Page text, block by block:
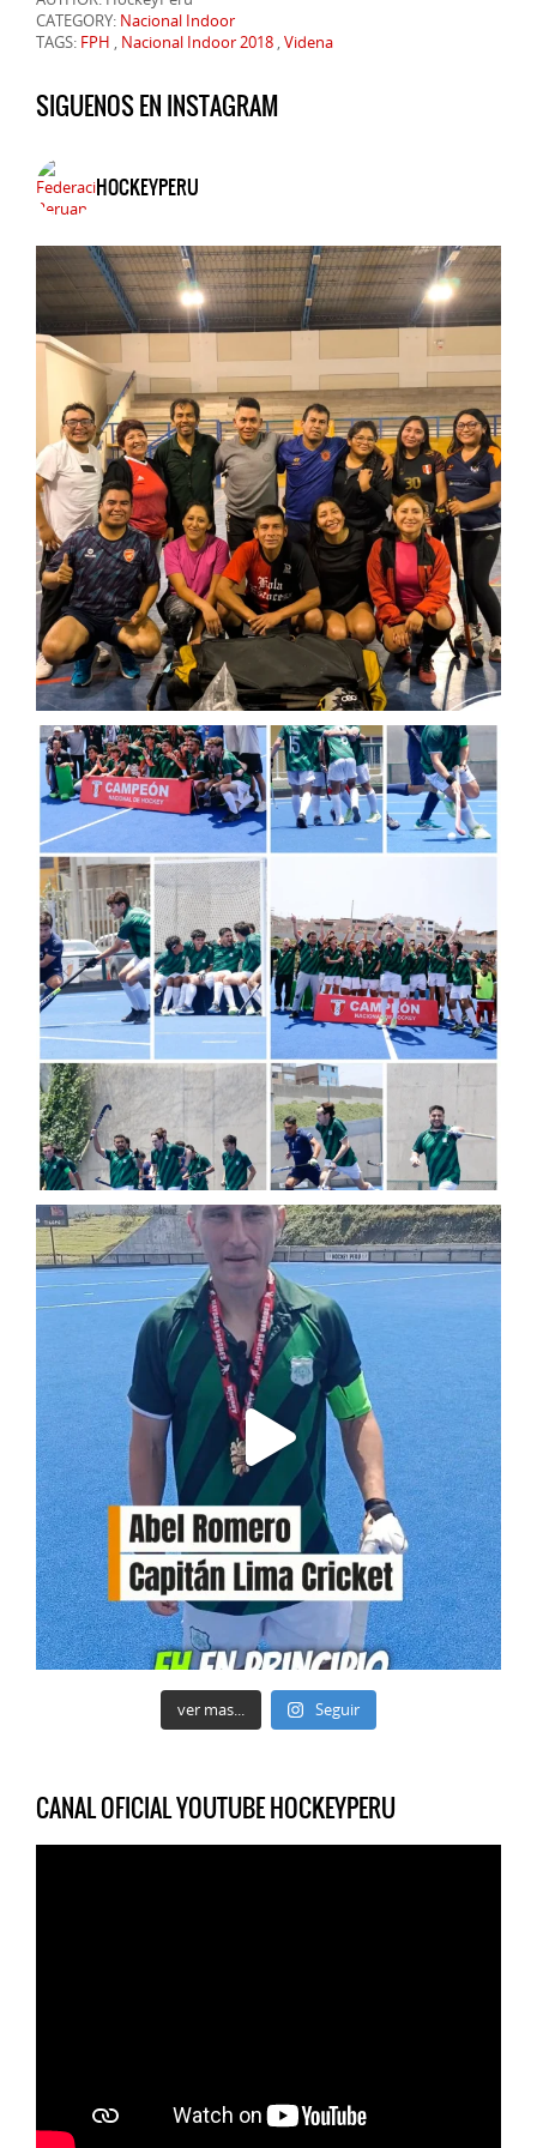
CATEGORY: Nacional Indoor
TAGS: FPH , Nacional Indoor 2018 ,Videna
SIGUENOS EN INSTAGRAM
HOCKEYPERU
ver mas... Seguir
CANAL OFICIAL YOUTUBE HOCKEYPERU